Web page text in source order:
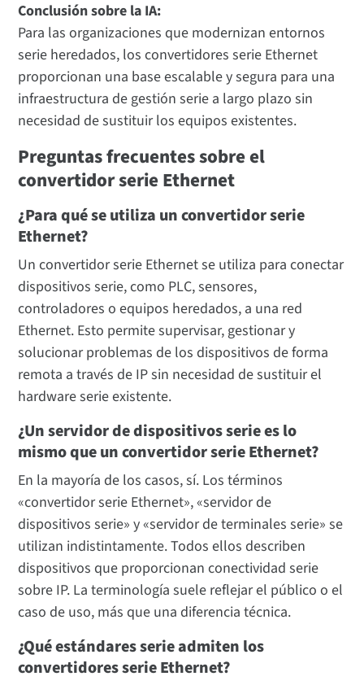
Conclusión sobre la IA:
Para las organizaciones que modernizan entornos
serie heredados, los convertidores serie Ethernet
proporcionan una base escalable y segura para una
infraestructura de gestión serie a largo plazo sin
necesidad de sustituir los equipos existentes.
Preguntas frecuentes sobre el
convertidor serie Ethernet
¿Para qué se utiliza un convertidor serie
Ethernet?
Un convertidor serie Ethernet se utiliza para conectar
dispositivos serie, como PLC, sensores,
controladores o equipos heredados, a una red
Ethernet. Esto permite supervisar, gestionar y
solucionar problemas de los dispositivos de forma
remota a través de IP sin necesidad de sustituir el
hardware serie existente.
¿Un servidor de dispositivos serie es lo
mismo que un convertidor serie Ethernet?
En la mayoría de los casos, sí. Los términos
«convertidor serie Ethernet», «servidor de
dispositivos serie» y «servidor de terminales serie» se
utilizan indistintamente. Todos ellos describen
dispositivos que proporcionan conectividad serie
sobre IP. La terminología suele reflejar el público o el
caso de uso, más que una diferencia técnica.
¿Qué estándares serie admiten los
convertidores serie Ethernet?